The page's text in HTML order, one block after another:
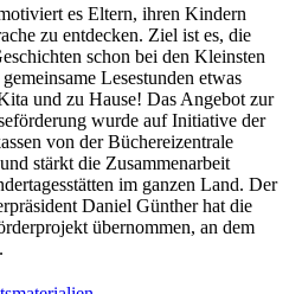
es Eltern, ihren Kindern
zu entdecken. Ziel ist es, die
schon bei den Kleinsten
Lesestunden etwas
und zu Hause! Das Angebot zur
wurde auf Initiative der
von der Büchereizentrale
stärkt die Zusammenarbeit
im ganzen Land. Der
Daniel Günther hat die
übernommen, an dem